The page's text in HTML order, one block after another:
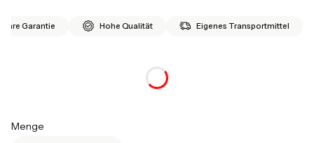
Garantie Hohe Qualität Eigenes Transportmittel
Menge